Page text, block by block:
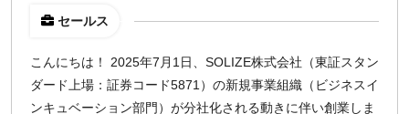
セールス
こんにちは！ 2025年7月1日、SOLIZE株式会社（東証スタン
ダード上場：証券コード5871）の新規事業組織（ビジネスイ
ンキュベーション部門）が分社化される動きに伴い創業しま